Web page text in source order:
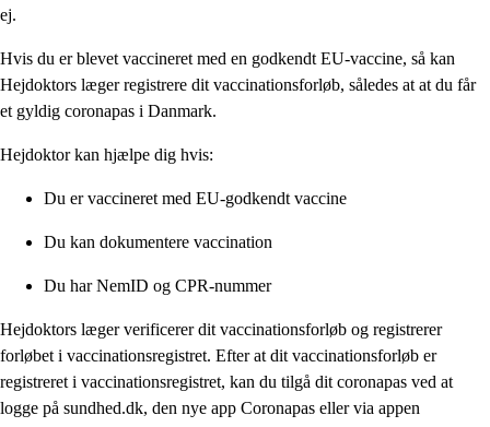
ej.
Hvis du er blevet vaccineret med en godkendt EU-vaccine, så kan
Hejdoktors læger registrere dit vaccinationsforløb, således at at du får
et gyldig coronapas i Danmark.
Hejdoktor kan hjælpe dig hvis:
Du er vaccineret med EU-godkendt vaccine
Du kan dokumentere vaccination
Du har NemID og CPR-nummer
Hejdoktors læger verificerer dit vaccinationsforløb og registrerer
forløbet i vaccinationsregistret. Efter at dit vaccinationsforløb er
registreret i vaccinationsregistret, kan du tilgå dit coronapas ved at
logge på sundhed.dk, den nye app Coronapas eller via appen